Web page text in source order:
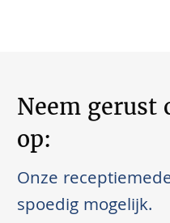
Neem gerust
op:
Onze
spoedig mogelijk.